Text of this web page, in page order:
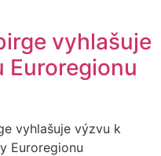
vyhlašuje
Euroregionu
vyhlašuje výzvu k
Euroregionu